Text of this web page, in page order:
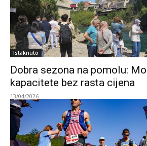
Istaknuto
Dobra sezona na pomolu:
kapacitete bez rasta cijena
13/04/2026